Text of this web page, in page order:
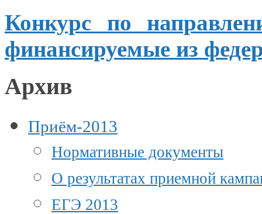
Конкурс по
финансируемые из
Архив
Приём-2013
Нормативные документы
О результатах приемной
ЕГЭ 2013